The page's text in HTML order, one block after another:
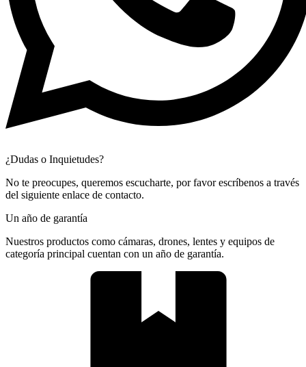
¿Dudas o Inquietudes?
No te preocupes, queremos escucharte, por favor escríbenos a través
del siguiente enlace de contacto.
Un año de garantía
Nuestros productos como cámaras, drones, lentes y equipos de
categoría principal cuentan con un año de garantía.